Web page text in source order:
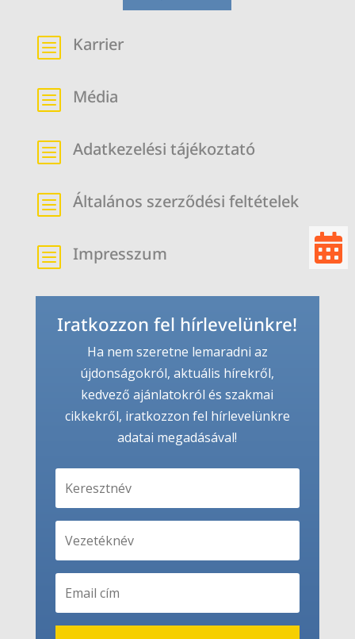
b Karrier
b Média
b Adatkezelési tájékoztató
b Általános szerződési feltételek
b Impresszum
Iratkozzon fel hírlevelünkre!
Ha nem szeretne lemaradni az
újdonságokról, aktuális hírekről,
kedvező ajánlatokról és szakmai
cikkekről, iratkozzon fel hírlevelünkre
adatai megadásával!
